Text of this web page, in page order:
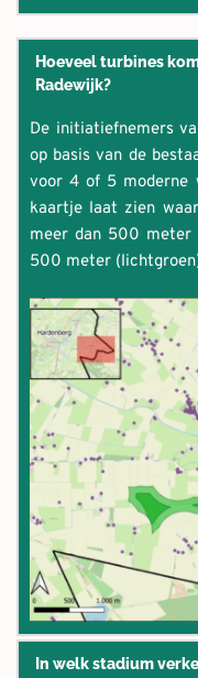
Hoeveel turbines
Radewijk?
De initiatiefnemers
op basis van de
voor 4 of 5 moderne
kaartje laat zien
meer dan 500 meter
500 meter
In welk stadium